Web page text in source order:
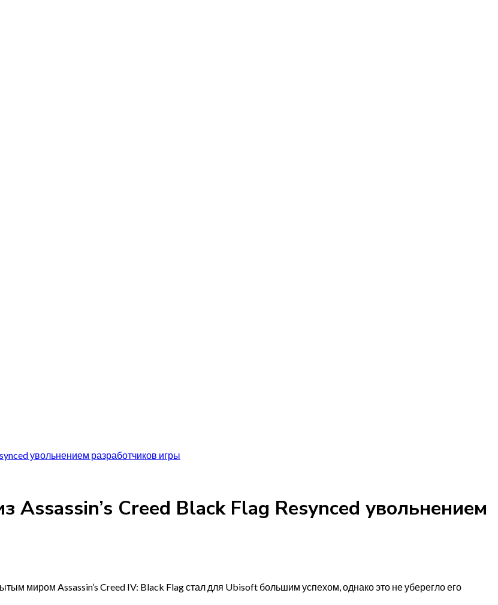
увольнением разработчиков игры
Creed Black Flag Resynced увольнением
миром Assassin’s Creed IV: Black Flag стал для Ubisoft большим успехом, однако это не уберегло его